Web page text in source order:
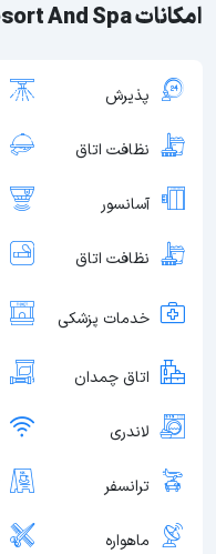
امکانات Hotel La Blanche Resort And Spa
پذیرش
نظافت اتاق
آسانسور
نظافت اتاق
خدمات پزشکی
اتاق چمدان
لاندری
ترانسفر
ماهواره